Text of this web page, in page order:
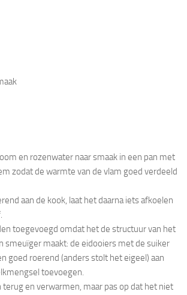
en rozenwater naar smaak in een pan met
zodat de warmte van de vlam goed verdeeld
aan de kook, laat het daarna iets afkoelen
toegevoegd omdat het de structuur van het
smeuïger maakt: de eidooiers met de suiker
goed roerend (anders stolt het eigeel) aan
toevoegen.
terug en verwarmen, maar pas op dat het niet